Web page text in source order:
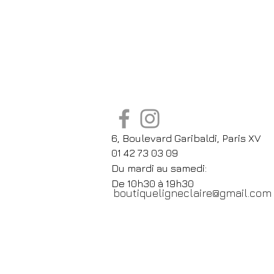
6, Boulevard Garibaldi, Paris XV
01 42 73 03 09
Du mardi au samedi:
De 10h30 à 19h30
boutiqueligneclaire@gmail.com